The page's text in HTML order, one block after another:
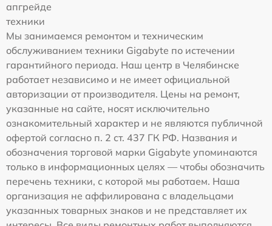
апгрейде
техники
Мы занимаемся ремонтом и техническим
обслуживанием техники Gigabyte по истечении
гарантийного периода. Наш центр в Челябинске
работает независимо и не имеет официальной
авторизации от производителя. Цены на ремонт,
указанные на сайте, носят исключительно
ознакомительный характер и не являются публичной
офертой согласно п. 2 ст. 437 ГК РФ. Названия и
обозначения торговой марки Gigabyte упоминаются
только в информационных целях — чтобы обозначить
перечень техники, с которой мы работаем. Наша
организация не аффилирована с владельцами
указанных товарных знаков и не представляет их